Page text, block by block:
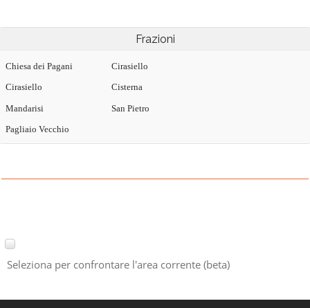
Frazioni
Chiesa dei Pagani
Cirasiello
Cirasiello
Cisterna
Mandarisi
Pagliaio Vecchio
San Pietro
Seleziona per confrontare l'area corrente (beta)